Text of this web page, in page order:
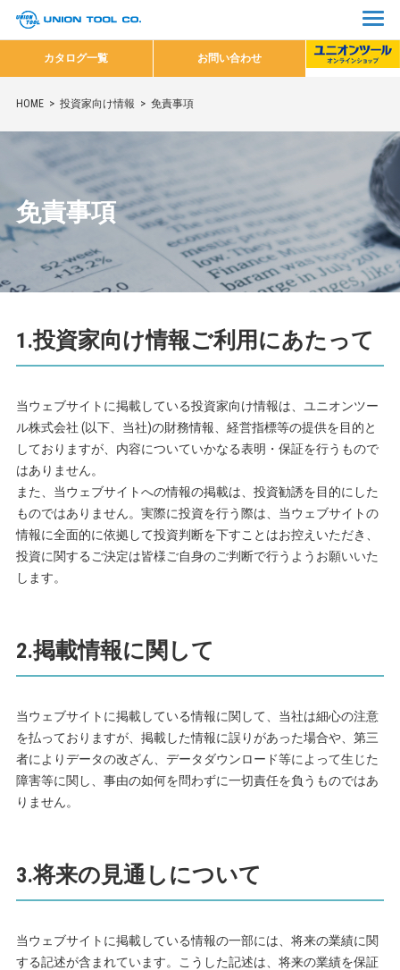
カタログ一覧 お問い合わせ
HOME 投資家向け情報 免責事項
免責事項
1.投資家向け情報ご利用にあたって
当ウェブサイトに掲載している投資家向け情報は、ユニオンツー
ル株式会社 (以下、当社)の財務情報、経営指標等の提供を目的と
しておりますが、内容についていかなる表明・保証を行うもので
はありません。
また、当ウェブサイトへの情報の掲載は、投資勧誘を目的にした
ものではありません。実際に投資を行う際は、当ウェブサイトの
情報に全面的に依拠して投資判断を下すことはお控えいただき、
投資に関するご決定は皆様ご自身のご判断で行うようお願いいた
します。
2.掲載情報に関して
当ウェブサイトに掲載している情報に関して、当社は細心の注意
を払っておりますが、掲載した情報に誤りがあった場合や、第三
者によりデータの改ざん、データダウンロード等によって生じた
障害等に関し、事由の如何を問わずに一切責任を負うものではあ
りません。
3.将来の見通しについて
当ウェブサイトに掲載している情報の一部には、将来の業績に関
する記述が含まれています。こうした記述は、将来の業績を保証